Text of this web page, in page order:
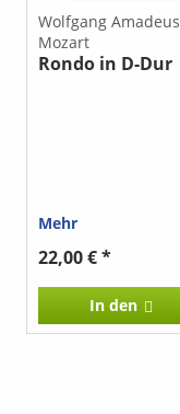
Wolfgang Amadeus
Mozart
Rondo in D-Dur
Mehr
22,00 € *
In den